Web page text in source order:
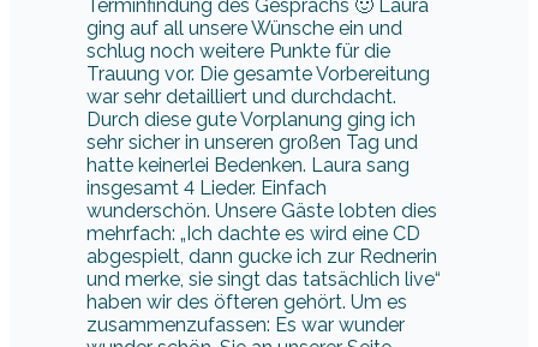
Terminfindung des Gesprächs 🙂 Laura
ging auf all unsere Wünsche ein und
schlug noch weitere Punkte für die
Trauung vor. Die gesamte Vorbereitung
war sehr detailliert und durchdacht.
Durch diese gute Vorplanung ging ich
sehr sicher in unseren großen Tag und
hatte keinerlei Bedenken. Laura sang
insgesamt 4 Lieder. Einfach
wunderschön. Unsere Gäste lobten dies
mehrfach: „Ich dachte es wird eine CD
abgespielt, dann gucke ich zur Rednerin
und merke, sie singt das tatsächlich live“
haben wir des öfteren gehört. Um es
zusammenzufassen: Es war wunder